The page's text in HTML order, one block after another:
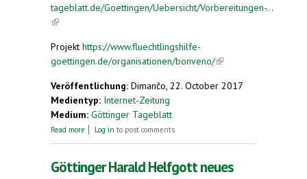
tageblatt.de/Goettingen/Uebersicht/Vorbereitungen-...
(link is external)
Projekt https://www.fluechtlingshilfe-
goettingen.de/organisationen/bonveno/(link is
Veröffentlichung: Dimanĉo, 22. October 2017
Medientyp: Internet-Zeitung
Medium: Göttinger Tageblatt
Read more about „Maßstäbe in der Willkommenskultur“.
Log in to post comments
Göttinger Harald Helfgott neues